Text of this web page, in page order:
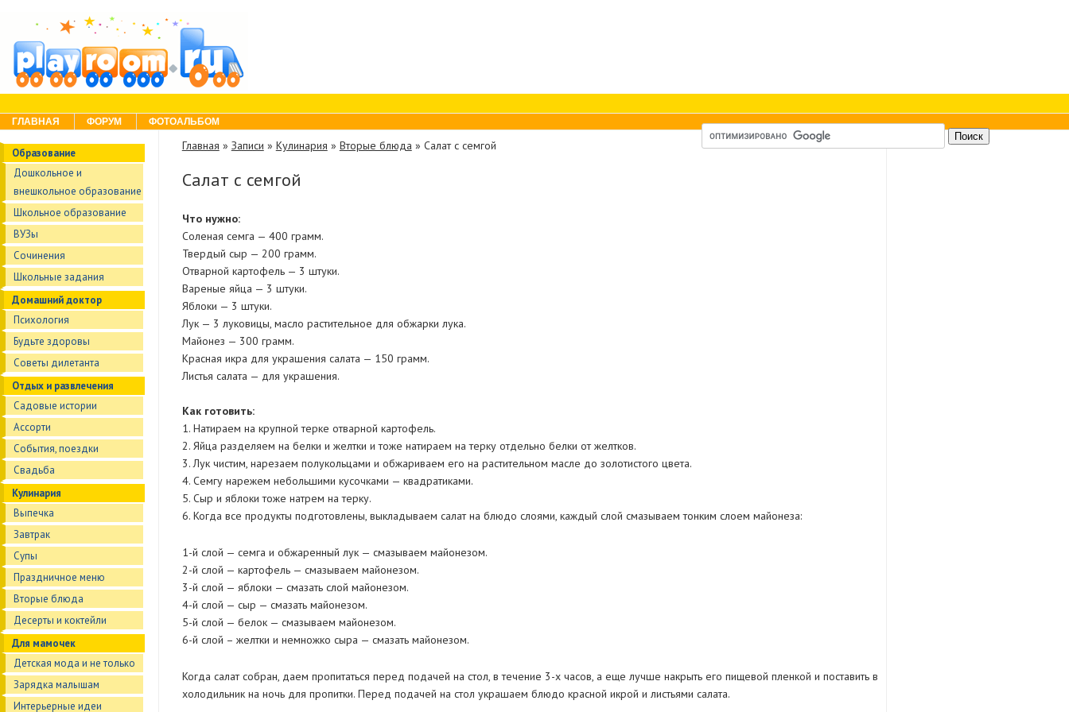
Menu
Skip to content
ГЛАВНАЯ ФОРУМ ФОТОАЛЬБОМ
Образование
Дошкольное и
внешкольное образование
Школьное образование
ВУЗы
Сочинения
Школьные задания
Домашний доктор
Психология
Будьте здоровы
Советы дилетанта
Отдых и развлечения
Садовые истории
Ассорти
События, поездки
Свадьба
Кулинария
Выпечка
Завтрак
Супы
Праздничное меню
Вторые блюда
Десерты и коктейли
Для мамочек
Детская мода и не только
Зарядка малышам
Интерьерные идеи
Главная » Записи » Кулинария » Вторые блюда » Салат с семгой
Салат с семгой
Что нужно:
Соленая семга — 400 грамм.
Твердый сыр — 200 грамм.
Отварной картофель — 3 штуки.
Вареные яйца — 3 штуки.
Яблоки — 3 штуки.
Лук — 3 луковицы, масло растительное для обжарки лука.
Майонез — 300 грамм.
Красная икра для украшения салата — 150 грамм.
Листья салата — для украшения.
Как готовить:
1. Натираем на крупной терке отварной картофель.
2. Яйца разделяем на белки и желтки и тоже натираем на терку отдельно белки от желтков.
3. Лук чистим, нарезаем полукольцами и обжариваем его на растительном масле до золотистого цвета.
4. Семгу нарежем небольшими кусочками — квадратиками.
5. Сыр и яблоки тоже натрем на терку.
6. Когда все продукты подготовлены, выкладываем салат на блюдо слоями, каждый слой смазываем тонким слоем майонеза:
1-й слой — семга и обжаренный лук — смазываем майонезом.
2-й слой — картофель — смазываем майонезом.
3-й слой — яблоки — смазать слой майонезом.
4-й слой — сыр — смазать майонезом.
5-й слой — белок — смазываем майонезом.
6-й слой – желтки и немножко сыра — смазать майонезом.
Когда салат собран, даем пропитаться перед подачей на стол, в течение 3-х часов, а еще лучше накрыть его пищевой пленкой и поставить в
холодильник на ночь для пропитки. Перед подачей на стол украшаем блюдо красной икрой и листьями салата.